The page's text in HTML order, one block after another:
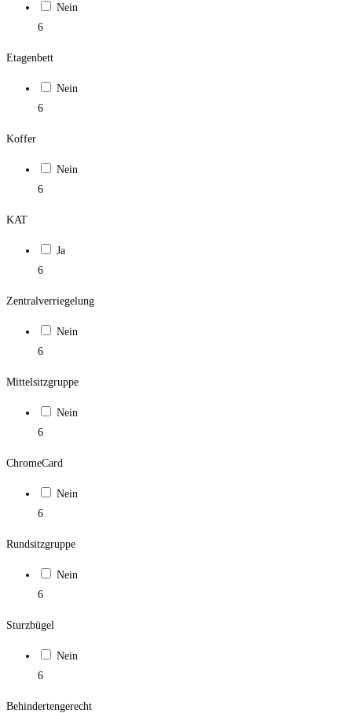
Nein
6
Etagenbett
Nein
6
Koffer
Nein
6
KAT
Ja
6
Zentralverriegelung
Nein
6
Mittelsitzgruppe
Nein
6
ChromeCard
Nein
6
Rundsitzgruppe
Nein
6
Sturzbügel
Nein
6
Behindertengerecht